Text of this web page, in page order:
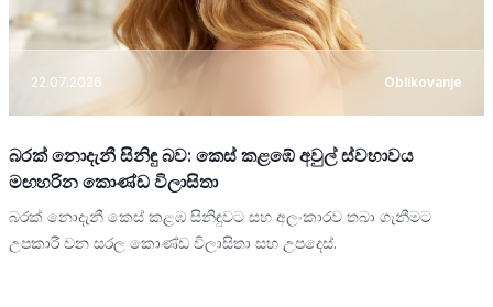
22.07.2026 Oblikovanje
බරක් නොදැනී සිනිඳු බව: කෙස් කළඹේ අවුල් ස්වභාවය
මඟහරින කොණ්ඩ විලාසිතා
බරක් නොදැනී කෙස් කළඹ සිනිඳුවට සහ අලංකාරව තබා ගැනීමට
උපකාරී වන සරල කොණ්ඩ විලාසිතා සහ උපදෙස්.